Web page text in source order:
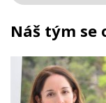
Náš tým se